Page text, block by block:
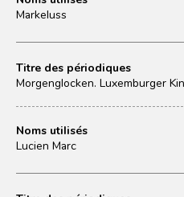
Markeluss
Titre des périodiques
Morgenglocken. Luxemburger
Noms utilisés
Lucien Marc